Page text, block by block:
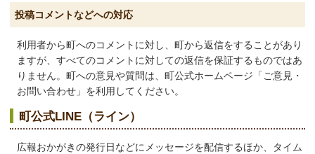
投稿コメントなどへの対応
利用者から町へのコメントに対し、町から返信をすることがあり
ますが、すべてのコメントに対しての返信を保証するものではあ
りません。町への意見や質問は、町公式ホームページ「ご意見・
お問い合わせ」を利用してください。
町公式LINE（ライン）
広報おかがきの発行日などにメッセージを配信するほか、タイム